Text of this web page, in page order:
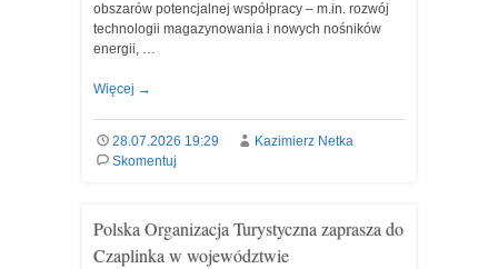
obszarów potencjalnej współpracy – m.in. rozwój
technologii magazynowania i nowych nośników
energii, …
Więcej →
28.07.2026 19:29
Kazimierz Netka
Skomentuj
Polska Organizacja Turystyczna zaprasza do
Czaplinka w województwie